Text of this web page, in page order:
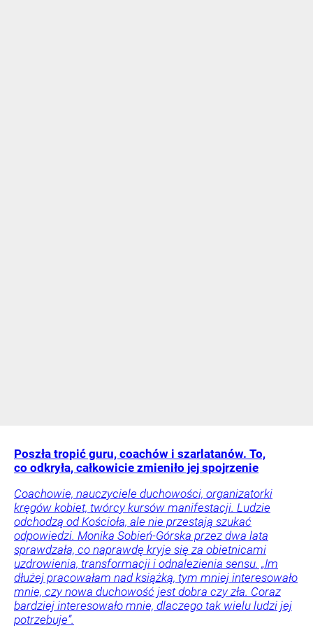
Poszła tropić guru, coachów i szarlatanów. To,
co odkryła, całkowicie zmieniło jej spojrzenie
Coachowie, nauczyciele duchowości, organizatorki
kręgów kobiet, twórcy kursów manifestacji. Ludzie
odchodzą od Kościoła, ale nie przestają szukać
odpowiedzi. Monika Sobień-Górska przez dwa lata
sprawdzała, co naprawdę kryje się za obietnicami
uzdrowienia, transformacji i odnalezienia sensu. „Im
dłużej pracowałam nad książką, tym mniej interesowało
mnie, czy nowa duchowość jest dobra czy zła. Coraz
bardziej interesowało mnie, dlaczego tak wielu ludzi jej
potrzebuje”.